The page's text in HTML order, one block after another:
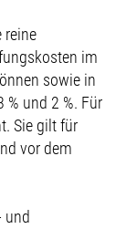
reine
im
sowie in
% und 2 %. Für
Sie gilt für
vor dem
und